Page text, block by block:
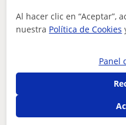
Doy clases
apoyo
C2 Proficiency (CPE) y he
conviviendo con familias
Al hacer clic en “Aceptar”,
nuestra Política de Cookies
Panel